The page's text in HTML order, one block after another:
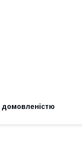
домовленістю